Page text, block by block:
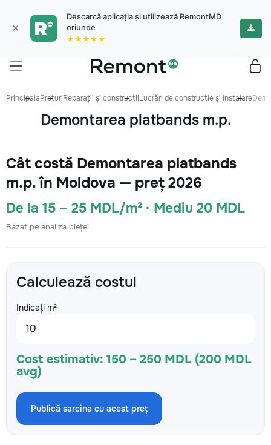
×
Descarcă aplicația și utilizează RemontMD
oriunde
★★★★★
PrincipalaPrețuriReparații și construcțiiLucrări de construcție și instalare
Demontarea platbands m.p.
Cât costă Demontarea platbands
m.p. în Moldova — preț 2026
De la 15 – 25 MDL/m² · Mediu 20 MDL
Bazat pe analiza pieței
Calculează costul
Indicați m²
Cost estimativ: 150 – 250 MDL (200 MDL
avg)
Publică sarcina cu acest preț